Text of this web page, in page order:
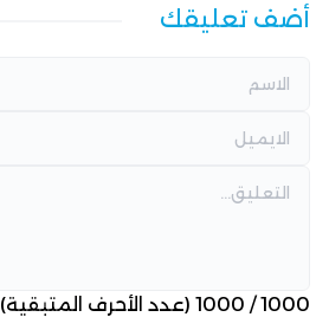
أضف تعليقك
1000
/
1000 (عدد الأحرف المتبقية)